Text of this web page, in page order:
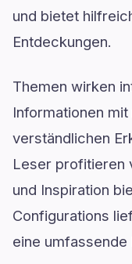
und bietet
Entdeckungen.
Themen wirken
Informationen
verständlichen
Leser profitieren
und Inspiration
Configurations
eine umfassende